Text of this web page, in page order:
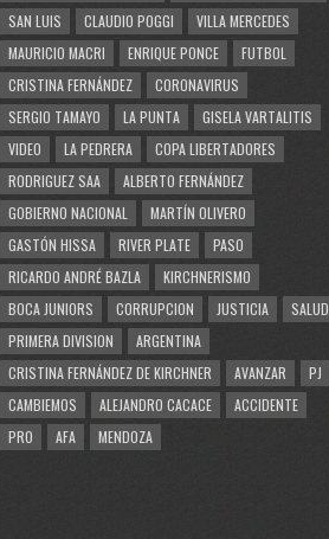
SAN LUIS
CLAUDIO POGGI
VILLA MERCEDES
MAURICIO MACRI
ENRIQUE PONCE
FUTBOL
CRISTINA FERNÁNDEZ
CORONAVIRUS
SERGIO TAMAYO
LA PUNTA
GISELA VARTALITIS
VIDEO
LA PEDRERA
COPA LIBERTADORES
RODRIGUEZ SAA
ALBERTO FERNÁNDEZ
GOBIERNO NACIONAL
MARTÍN OLIVERO
GASTÓN HISSA
RIVER PLATE
PASO
RICARDO ANDRÉ BAZLA
KIRCHNERISMO
BOCA JUNIORS
CORRUPCION JUSTICIA
SALUD
PRIMERA DIVISION
ARGENTINA
CRISTINA FERNÁNDEZ DE KIRCHNER
AVANZAR
PJ
CAMBIEMOS
ALEJANDRO CACACE
ACCIDENTE
PRO
AFA MENDOZA